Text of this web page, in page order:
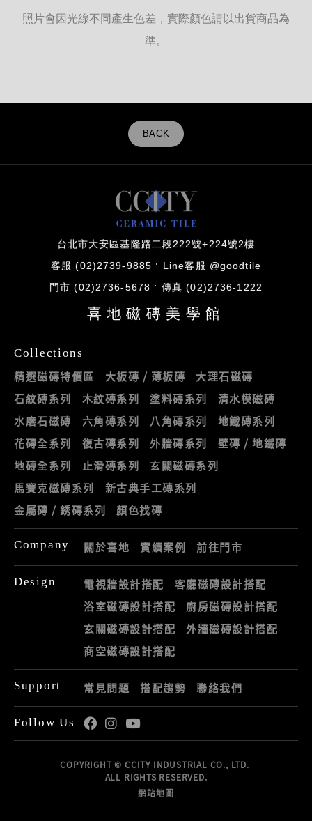
照片會因光線不同產生色差，實際顏色請以出貨商品為
準。
BACK
台北市大安區基隆路二段222號+224號2樓
客服 (02)2739-9885 Line客服 @goodtile
門市 (02)2736-5678 傳真 (02)2736-1222
喜地磁磚美學館
Collections
精選磁磚特價區 大板磚 / 薄板磚
大理石磁磚
石紋磚系列
木紋磚系列 塗料磚系列
清水模磁磚
水磨石磁磚
六角磚系列 八角磚系列
地鐵磚系列
花磚全系列
復古磚系列 外牆磚系列
壁磚 / 地鐵磚
地磚全系列
止滑磚系列
玄關磁磚系列
馬賽克磁磚系列
新古典手工磚系列
金屬磚 / 銹磚系列
顏色找磚
Company 關於喜地 實績案例 前往門市
Design 電視牆設計搭配
客廳磁磚設計搭配
浴室磁磚設計搭配
廚房磁磚設計搭配
玄關磁磚設計搭配
外牆磁磚設計搭配
商空磁磚設計搭配
Support 常見問題 搭配趨勢 聯絡我們
Follow Us
COPYRIGHT © CCITY INDUSTRIAL CO., LTD.
ALL RIGHTS RESERVED.
網站地圖